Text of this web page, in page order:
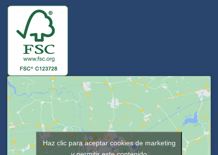
Haz clic para aceptar cookies de marketing